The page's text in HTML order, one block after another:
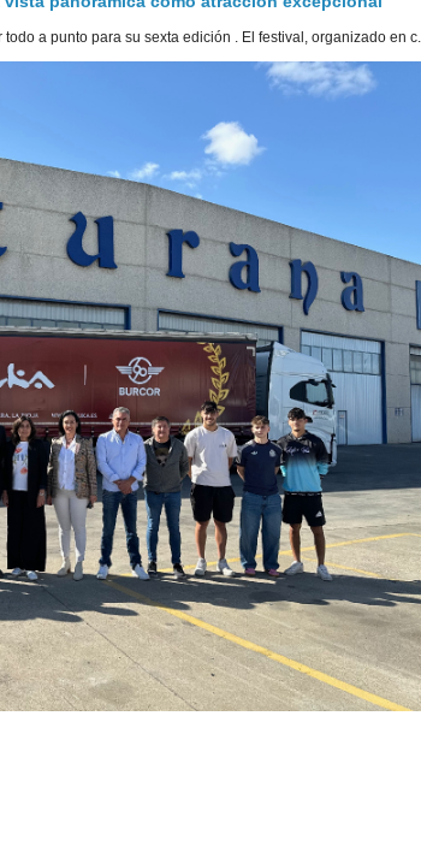
a punto para su sexta edición . El festival, organizado en c...